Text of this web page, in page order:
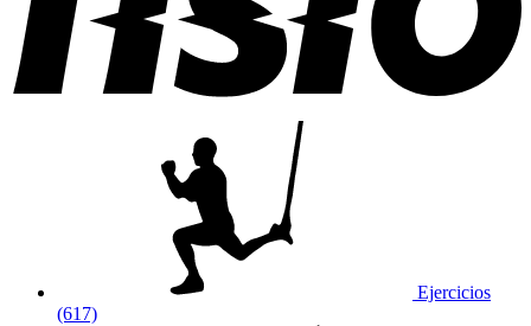
Ejercicios
(617)